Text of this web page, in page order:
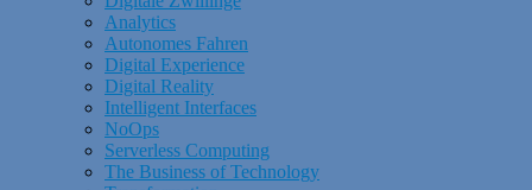
Analytics
Autonomes Fahren
Digital Experience
Digital Reality
Intelligent Interfaces
NoOps
Serverless Computing
The Business of Technology